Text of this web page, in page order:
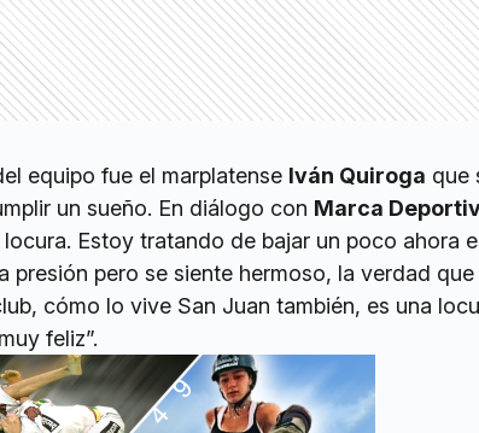
equipo fue el marplatense Iván Quiroga que
un sueño. En diálogo con Marca
Estoy tratando de bajar un poco ahora
presión pero se siente hermoso, la verdad
cómo lo vive San Juan también, es una
feliz”.